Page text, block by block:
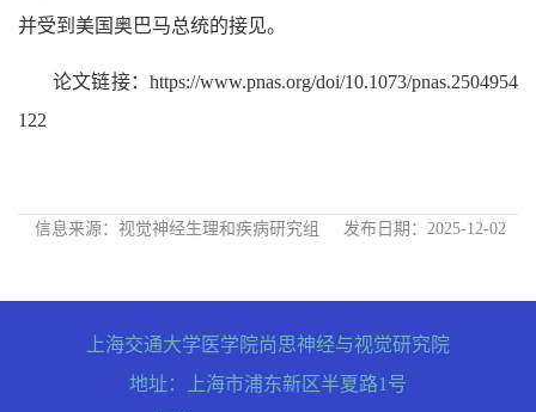
并受到美国奥巴马总统的接见。
论文链接：https://www.pnas.org/doi/10.1073/pnas.2504954
122
信息来源：视觉神经生理和疾病研究组 发布日期：2025-12-02
上海交通大学医学院尚思神经与视觉研究院
地址：上海市浦东新区半夏路1号